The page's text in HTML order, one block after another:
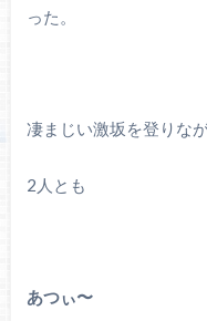
った。
凄まじい激坂を登りな
2人とも
あつぃ〜